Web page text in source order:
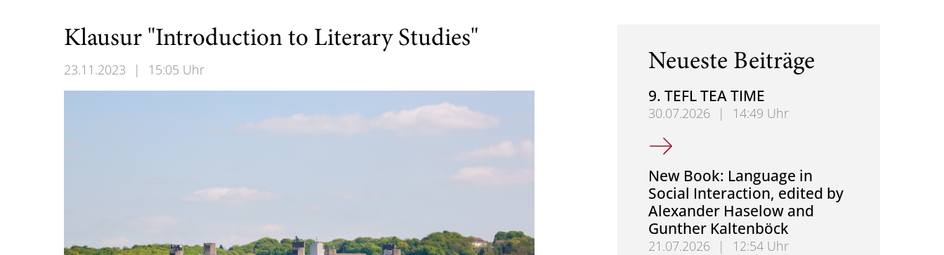
Klausur "Introduction to Literary Studies"
23.11.2023 | 15:05 Uhr Neueste Beiträge
9. TEFL TEA TIME
30.07.2026 |
14:49 Uhr
9. TEFL TEA TIME
New Book: Language in
Social Interaction, edited by
Alexander Haselow and
Gunther Kaltenböck
21.07.2026 |
12:54 Uhr